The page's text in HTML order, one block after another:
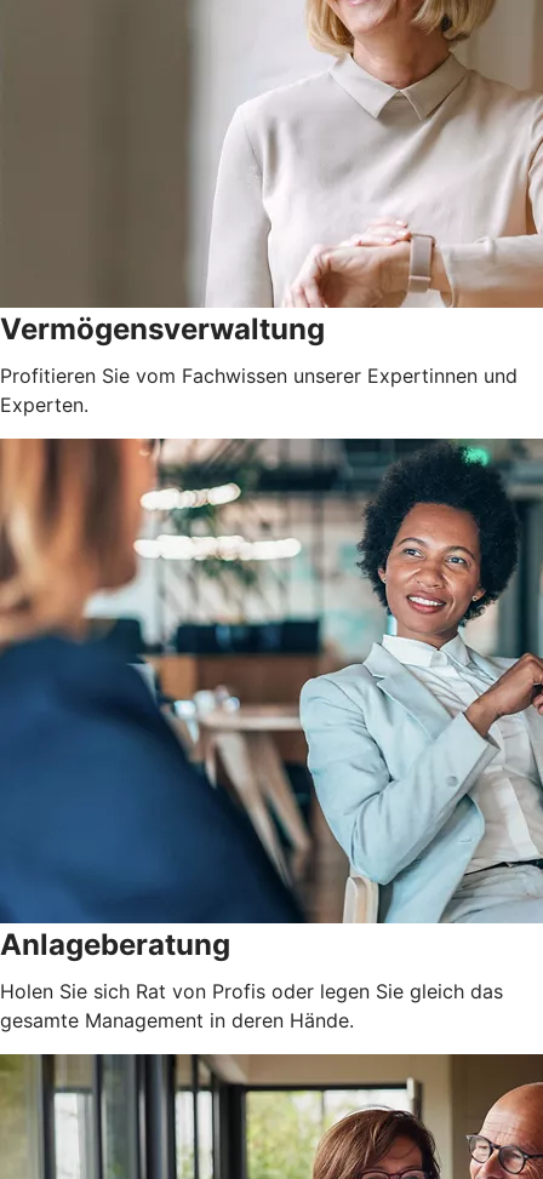
Vermögensverwaltung
Profitieren Sie vom Fachwissen unserer Expertinnen und
Experten.
Anlageberatung
Holen Sie sich Rat von Profis oder legen Sie gleich das
gesamte Management in deren Hände.